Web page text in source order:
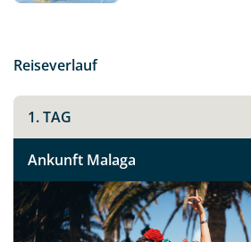
Reiseverlauf
1. TAG
Ankunft Malaga